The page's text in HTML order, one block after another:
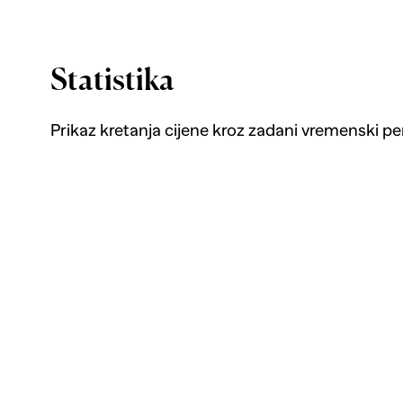
Statistika
Prikaz kretanja cijene kroz zadani vremenski